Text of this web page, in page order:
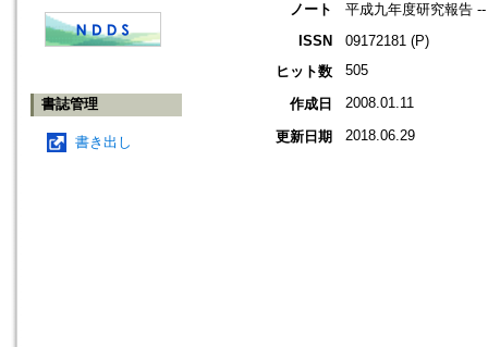
書誌管理
書き出し
ノート
平成九年度研究報告
ISSN
09172181 (P)
ヒット数
505
作成日 2008.01.11
更新日期 2018.06.29